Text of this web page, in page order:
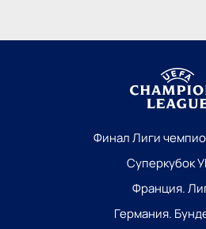
Финал Лиги
Суперкубок
Франция.
Германия.